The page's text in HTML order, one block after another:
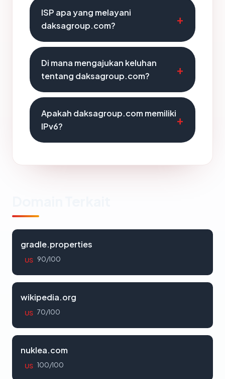
ISP apa yang melayani
daksagroup.com?
Di mana mengajukan keluhan
tentang daksagroup.com?
Apakah daksagroup.com memiliki
IPv6?
gradle.properties
US 90/100
wikipedia.org
US 70/100
nuklea.com
US 100/100